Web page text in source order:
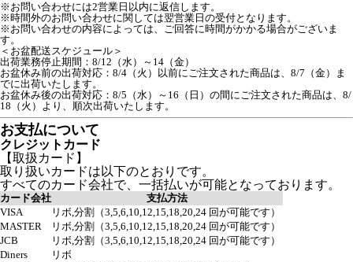
※お問い合わせには2営業日以内に返信します。
※時間外のお問い合わせに関しては翌営業日の受付となります。
※お問い合わせの内容によっては、ご回答に時間がかかる場合がございま
す。
＜お盆配送スケジュール＞
出荷業務停止期間：8/12（水）～14（金）
お盆休み前の出荷対応：8/4（火）以前にご注文された商品は、8/7（金）ま
でに出荷いたします。
お盆休み後の出荷対応：8/5（水）～16（日）の間にご注文された商品は、8/
18（火）より、順次出荷いたします。
お支払について
クレジットカード
【取扱カード】
取り扱いカードは以下のとおりです。
すべてのカード会社で、一括払いが可能となっております。
カード会社
支払方法
VISA
リボ,分割（3,5,6,10,12,15,18,20,24 回が可能です）
MASTER
リボ,分割（3,5,6,10,12,15,18,20,24 回が可能です）
JCB
リボ,分割（3,5,6,10,12,15,18,20,24 回が可能です）
Diners
リボ